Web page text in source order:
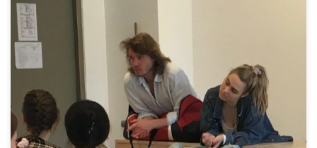
Zum Auftakt einer kleinen Projektwoche hatte die Klasse 9g
am 28.06.2023 ein Erlebnis der besonderen Art. Zu Gast
war die […]